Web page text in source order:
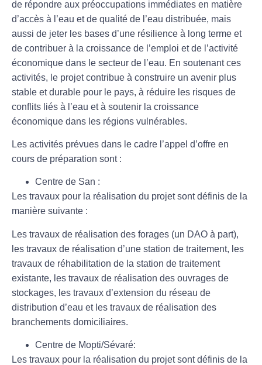
de répondre aux préoccupations immédiates en matière
d’accès à l’eau et de qualité de l’eau distribuée, mais
aussi de jeter les bases d’une résilience à long terme et
de contribuer à la croissance de l’emploi et de l’activité
économique dans le secteur de l’eau. En soutenant ces
activités, le projet contribue à construire un avenir plus
stable et durable pour le pays, à réduire les risques de
conflits liés à l’eau et à soutenir la croissance
économique dans les régions vulnérables.
Les activités prévues dans le cadre l’appel d’offre en
cours de préparation sont :
Centre de San :
Les travaux pour la réalisation du projet sont définis de la
manière suivante :
Les travaux de réalisation des forages (un DAO à part),
les travaux de réalisation d’une station de traitement, les
travaux de réhabilitation de la station de traitement
existante, les travaux de réalisation des ouvrages de
stockages, les travaux d’extension du réseau de
distribution d’eau et les travaux de réalisation des
branchements domiciliaires.
Centre de Mopti/Sévaré:
Les travaux pour la réalisation du projet sont définis de la